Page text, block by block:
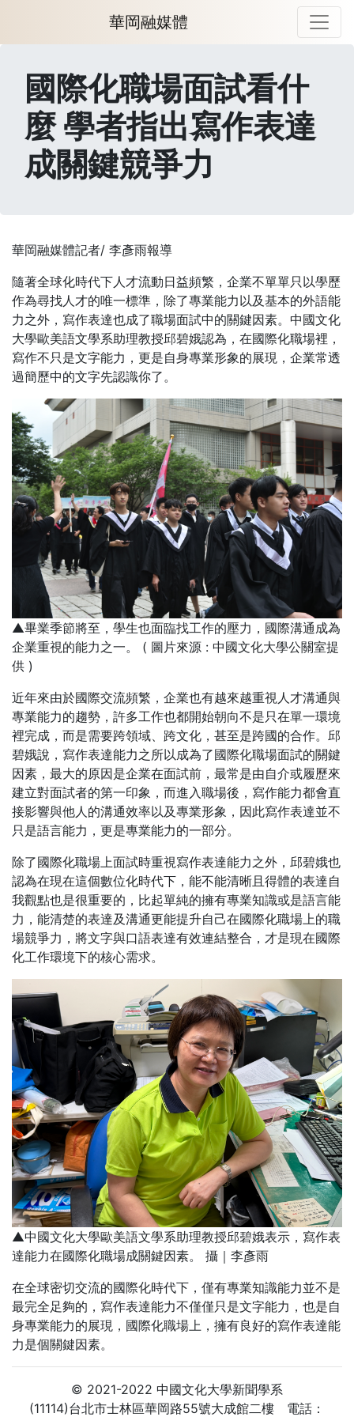
華岡融媒體
國際化職場面試看什
麼 學者指出寫作表達
成關鍵競爭力
華岡融媒體記者/ 李彥雨報導
隨著全球化時代下人才流動日益頻繁，企業不單單只以學歷
作為尋找人才的唯一標準，除了專業能力以及基本的外語能
力之外，寫作表達也成了職場面試中的關鍵因素。中國文化
大學歐美語文學系助理教授邱碧娥認為，在國際化職場裡，
寫作不只是文字能力，更是自身專業形象的展現，企業常透
過簡歷中的文字先認識你了。
▲畢業季節將至，學生也面臨找工作的壓力，國際溝通成為
企業重視的能力之一。 ( 圖片來源 : 中國文化大學公關室提
供 )
近年來由於國際交流頻繁，企業也有越來越重視人才溝通與
專業能力的趨勢，許多工作也都開始朝向不是只在單一環境
裡完成，而是需要跨領域、跨文化，甚至是跨國的合作。邱
碧娥說，寫作表達能力之所以成為了國際化職場面試的關鍵
因素，最大的原因是企業在面試前，最常是由自介或履歷來
建立對面試者的第一印象，而進入職場後，寫作能力都會直
接影響與他人的溝通效率以及專業形象，因此寫作表達並不
只是語言能力，更是專業能力的一部分。
除了國際化職場上面試時重視寫作表達能力之外，邱碧娥也
認為在現在這個數位化時代下，能不能清晰且得體的表達自
我觀點也是很重要的，比起單純的擁有專業知識或是語言能
力，能清楚的表達及溝通更能提升自己在國際化職場上的職
場競爭力，將文字與口語表達有效連結整合，才是現在國際
化工作環境下的核心需求。
▲中國文化大學歐美語文學系助理教授邱碧娥表示，寫作表
達能力在國際化職場成關鍵因素。 攝｜李彥雨
在全球密切交流的國際化時代下，僅有專業知識能力並不是
最完全足夠的，寫作表達能力不僅僅只是文字能力，也是自
身專業能力的展現，國際化職場上，擁有良好的寫作表達能
力是個關鍵因素。
© 2021-2022 中國文化大學新聞學系
(11114)台北市士林區華岡路55號大成館二樓 電話：